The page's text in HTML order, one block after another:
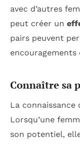
avec d’autres
peut créer un
pairs peuvent
Connaître sa
La
Lorsqu’une
son potentiel,